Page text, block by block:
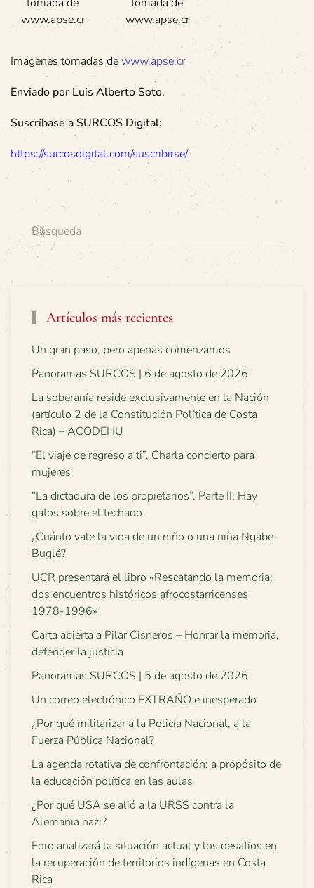
www.apse.cr
www.apse.cr
Imágenes tomadas dewww.apse.cr
Enviado por Luis Alberto Soto.
Suscríbase a SURCOS Digital:
https://surcosdigital.com/suscribirse/
Artículos más recientes
Un gran paso, pero apenas comenzamos
Panoramas SURCOS | 6 de agosto de 2026
La soberanía reside exclusivamente en la Nación
(artículo 2 de la Constitución Política de Costa
Rica) – ACODEHU
“El viaje de regreso a ti”. Charla concierto para
mujeres
“La dictadura de los propietarios”. Parte II: Hay
gatos sobre el techado
¿Cuánto vale la vida de un niño o una niña Ngäbe-
Buglé?
UCR presentará el libro «Rescatando la memoria:
dos encuentros históricos afrocostarricenses
1978-1996»
Carta abierta a Pilar Cisneros – Honrar la memoria,
defender la justicia
Panoramas SURCOS | 5 de agosto de 2026
Un correo electrónico EXTRAÑO e inesperado
¿Por qué militarizar a la Policía Nacional, a la
Fuerza Pública Nacional?
La agenda rotativa de confrontación: a propósito de
la educación política en las aulas
¿Por qué USA se alió a la URSS contra la
Alemania nazi?
Foro analizará la situación actual y los desafíos en
la recuperación de territorios indígenas en Costa
Rica